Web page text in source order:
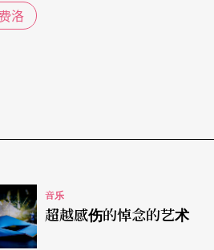
敲击泛音，营造出某种带著一
奏了一曲，这一场音乐会确实
洛
音乐
超越感伤的悼念的艺术